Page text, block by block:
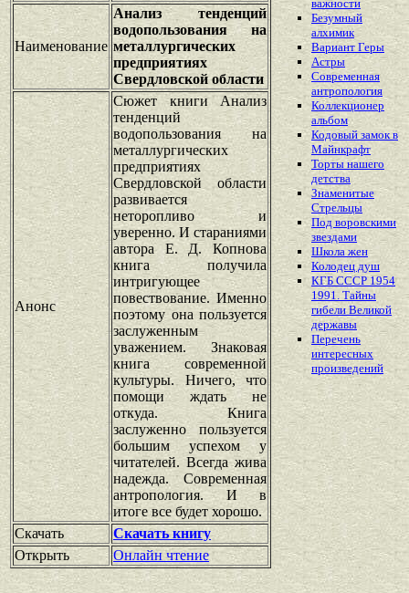
Наименование
Анализ тенденций
водопользования на
металлургических
предприятиях
Свердловской области
Анонс
Сюжет книги Анализ
тенденций
водопользования на
металлургических
предприятиях
Свердловской области
развивается
неторопливо и
уверенно. И стараниями
автора Е. Д. Копнова
книга получила
интригующее
повествование. Именно
поэтому она пользуется
заслуженным
уважением. Знаковая
книга современной
культуры. Ничего, что
помощи ждать не
откуда. Книга
заслуженно пользуется
большим успехом у
читателей. Всегда жива
надежда. Современная
антропология. И в
итоге все будет хорошо.
Скачать
Скачать книгу
Открыть
Онлайн чтение
важности
Безумный
алхимик
Вариант Геры
Астры
Современная
антропология
Коллекционер
альбом
Кодовый замок в
Майнкрафт
Торты нашего
детства
Знаменитые
Стрельцы
Под воровскими
звездами
Школа жен
Колодец душ
КГБ СССР 1954
1991. Тайны
гибели Великой
державы
Перечень
интересных
произведений